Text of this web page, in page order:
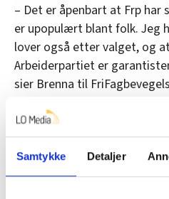
Samtykke Detaljer
– Det er åpenbart at Frp
er upopulært blant folk. Jeg
lover også etter valget, og
Arbeiderpartiet er
sier Brenna til
Rødt vil forsvare sykelønna.
også tatt opp et annet
mulighet til å bestride og
SV har ingen konkrete